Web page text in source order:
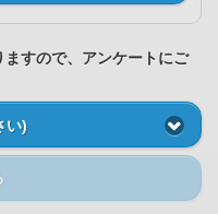
すので、アンケートにご
い)